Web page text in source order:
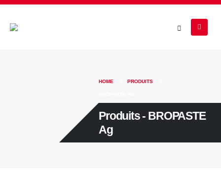
HOME PRODUITS
Produits - BROPASTE
Ag